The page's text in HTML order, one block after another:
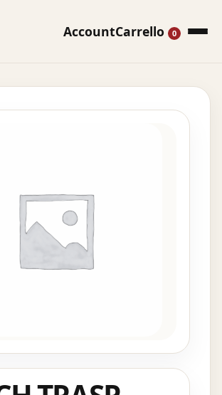
AccountCarrello 0